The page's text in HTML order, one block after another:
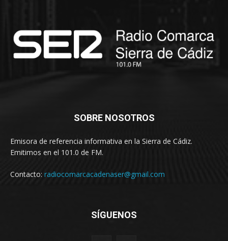
SOBRE NOSOTROS
Emisora de referencia informativa en la Sierra de Cádiz.
Emitimos en el 101.0 de FM.
Contacto: radiocomarcacadenaser@gmail.com
SÍGUENOS